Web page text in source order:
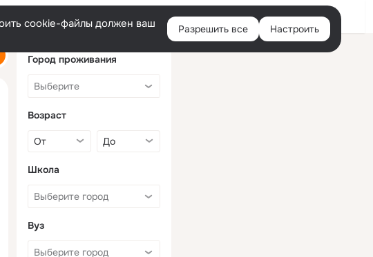
Войти
cookie-файлы должен ваш
Разрешить все Настроить
Город проживания
Возраст
Школа
Вуз